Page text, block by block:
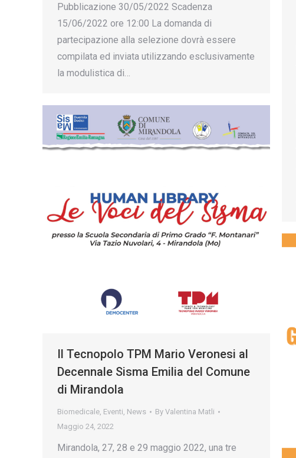
Pubblicazione 30/05/2022 Scadenza
15/06/2022 ore 12:00 La domanda di
partecipazione alla selezione dovrà essere
compilata ed inviata utilizzando esclusivamente
la modulistica di…
Il Tecnopolo TPM Mario Veronesi al
Decennale Sisma Emilia del Comune
di Mirandola
Biomedicale, Eventi, News By Valentina Matli
Maggio 24, 2022
Mirandola, 27, 28 e 29 maggio 2022, una tre